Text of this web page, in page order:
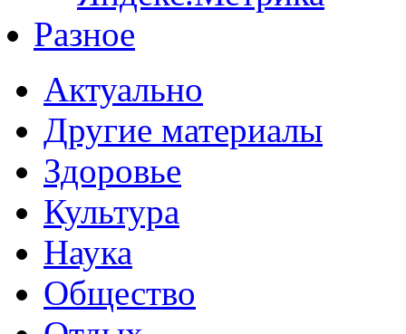
Разное
Актуально
Другие материалы
Здоровье
Культура
Наука
Общество